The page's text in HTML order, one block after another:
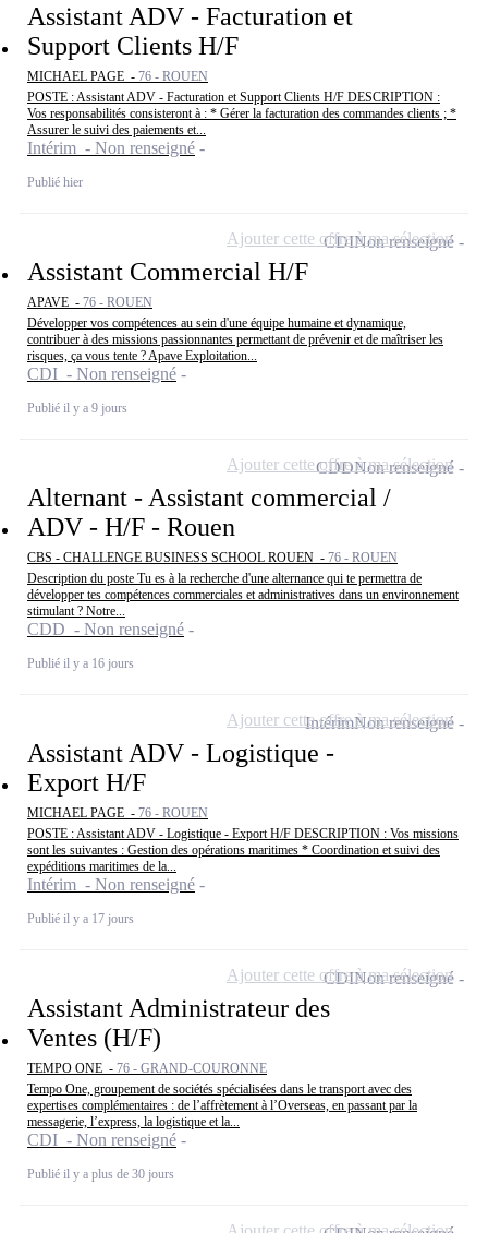
Assistant ADV - Facturation et
Support Clients H/F
MICHAEL PAGE - 76 - ROUEN
POSTE : Assistant ADV - Facturation et Support Clients H/F DESCRIPTION :
Vos responsabilités consisteront à : * Gérer la facturation des commandes clients ; *
Assurer le suivi des paiements et...
Intérim - Non renseigné
Publié hier
Assistant Commercial H/F
APAVE - 76 - ROUEN
Développer vos compétences au sein d'une équipe humaine et dynamique,
contribuer à des missions passionnantes permettant de prévenir et de maîtriser les
risques, ça vous tente ? Apave Exploitation...
CDI - Non renseigné
Publié il y a 9 jours
CDINon renseigné
Ajouter cette offre à ma sélection
Alternant - Assistant commercial /
ADV - H/F - Rouen
CBS - CHALLENGE BUSINESS SCHOOL ROUEN - 76 - ROUEN
Description du poste Tu es à la recherche d'une alternance qui te permettra de
développer tes compétences commerciales et administratives dans un environnement
stimulant ? Notre...
CDD - Non renseigné
Publié il y a 16 jours
CDDNon renseigné
Ajouter cette offre à ma sélection
Assistant ADV - Logistique -
Export H/F
MICHAEL PAGE - 76 - ROUEN
POSTE : Assistant ADV - Logistique - Export H/F DESCRIPTION : Vos missions
sont les suivantes : Gestion des opérations maritimes * Coordination et suivi des
expéditions maritimes de la...
Intérim - Non renseigné
Publié il y a 17 jours
IntérimNon renseigné
Ajouter cette offre à ma sélection
Assistant Administrateur des
Ventes (H/F)
TEMPO ONE - 76 - GRAND-COURONNE
Tempo One, groupement de sociétés spécialisées dans le transport avec des
expertises complémentaires : de l’affrètement à l’Overseas, en passant par la
messagerie, l’express, la logistique et la...
CDI - Non renseigné
Publié il y a plus de 30 jours
CDINon renseigné
Ajouter cette offre à ma sélection